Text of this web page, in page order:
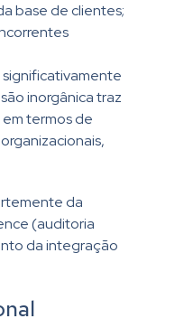
base de clientes;
significativamente
inorgânica traz
termos de
da
(auditoria
da integração